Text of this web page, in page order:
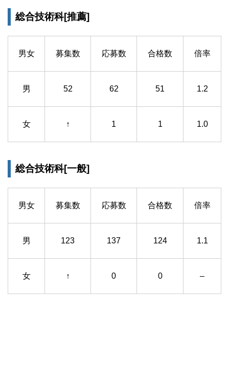
総合技術科[推薦]
男女 募集数 応募数 合格数 倍率
男 52 62 51 1.2
女 ↑ 1 1 1.0
総合技術科[一般]
男女 募集数 応募数 合格数 倍率
男 123 137 124 1.1
女 ↑ 0 0 –